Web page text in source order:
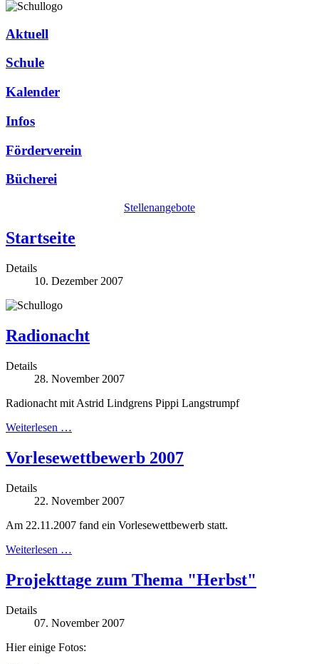
Aktuell
Schule
Kalender
Infos
Förderverein
Bücherei
Stellenangebote
Startseite
Details
10. Dezember 2007
Radionacht
Details
28. November 2007
Radionacht mit Astrid Lindgrens Pippi Langstrumpf
Weiterlesen …
Vorlesewettbewerb 2007
Details
22. November 2007
Am 22.11.2007 fand ein Vorlesewettbewerb statt.
Weiterlesen …
Projekttage zum Thema "Herbst"
Details
07. November 2007
Hier einige Fotos: